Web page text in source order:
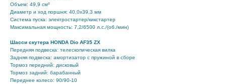
Объем: 49,9 см³
Диаметр и ход поршня: 40,0x39,3 мм
Система пуска: электростартер/кикстартер
Максимальная мощность: 7,2/6500 л.с./(об./мин)
Шасси скутера HONDA Dio AF35 ZX
Передняя подвеска: телескопическая вилка
Задняя подвеска: амортизатор с пружиной в сборе
Тормоз передний: дисковый
Тормоз задний: барабанный
Переднее колесо: 90/90-10